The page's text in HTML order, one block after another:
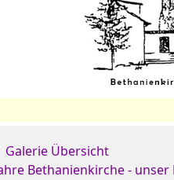
Galerie Übersicht
Bethanienkirche -